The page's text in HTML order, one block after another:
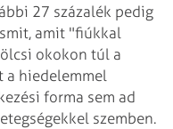
27 százalék pedig
amit "fiúkkal
okokon túl a
a hiedelemmel
forma sem ad
szemben.